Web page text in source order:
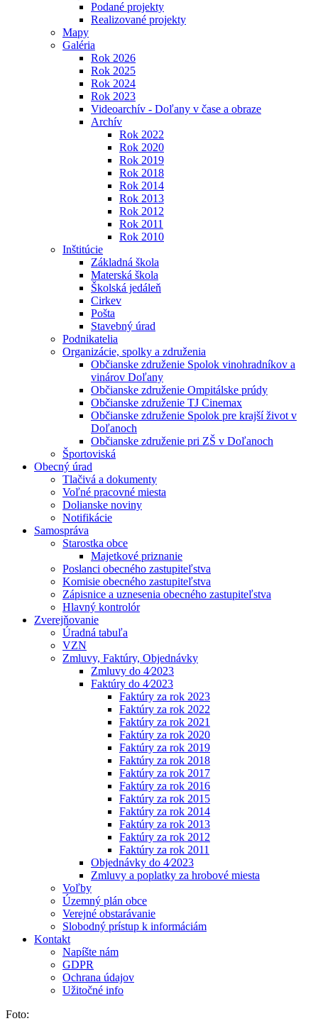
Podané projekty
Realizované projekty
Mapy
Galéria
Rok 2026
Rok 2025
Rok 2024
Rok 2023
Videoarchív - Doľany v čase a obraze
Archív
Rok 2022
Rok 2020
Rok 2019
Rok 2018
Rok 2014
Rok 2013
Rok 2012
Rok 2011
Rok 2010
Inštitúcie
Základná škola
Materská škola
Školská jedáleň
Cirkev
Pošta
Stavebný úrad
Podnikatelia
Organizácie, spolky a združenia
Občianske združenie Spolok vinohradníkov a
vinárov Doľany
Občianske združenie Ompitálske prúdy
Občianske združenie TJ Cinemax
Občianske združenie Spolok pre krajší život v
Doľanoch
Občianske združenie pri ZŠ v Doľanoch
Športoviská
Obecný úrad
Tlačivá a dokumenty
Voľné pracovné miesta
Dolianske noviny
Notifikácie
Samospráva
Starostka obce
Majetkové priznanie
Poslanci obecného zastupiteľstva
Komisie obecného zastupiteľstva
Zápisnice a uznesenia obecného zastupiteľstva
Hlavný kontrolór
Zverejňovanie
Úradná tabuľa
VZN
Zmluvy, Faktúry, Objednávky
Zmluvy do 4⁄2023
Faktúry do 4⁄2023
Faktúry za rok 2023
Faktúry za rok 2022
Faktúry za rok 2021
Faktúry za rok 2020
Faktúry za rok 2019
Faktúry za rok 2018
Faktúry za rok 2017
Faktúry za rok 2016
Faktúry za rok 2015
Faktúry za rok 2014
Faktúry za rok 2013
Faktúry za rok 2012
Faktúry za rok 2011
Objednávky do 4⁄2023
Zmluvy a poplatky za hrobové miesta
Voľby
Územný plán obce
Verejné obstarávanie
Slobodný prístup k informáciám
Kontakt
Napíšte nám
GDPR
Ochrana údajov
Užitočné info
Foto: